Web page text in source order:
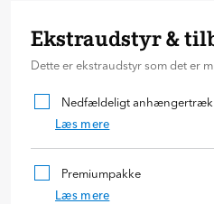
Ekstraudstyr &
Dette er ekstraudstyr som det er
Nedfældeligt anhængertræk
Læs mere
Premiumpakke
Læs mere